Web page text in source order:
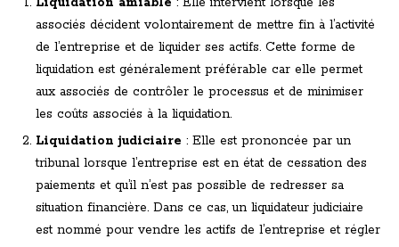
associés décident volontairement de mettre fin à l’activité
de l’entreprise et de liquider ses actifs. Cette forme de
liquidation est généralement préférable car elle permet
aux associés de contrôler le processus et de minimiser
les coûts associés à la liquidation.
Liquidation judiciaire : Elle est prononcée par un
tribunal lorsque l’entreprise est en état de cessation des
paiements et qu’il n’est pas possible de redresser sa
situation financière. Dans ce cas, un liquidateur judiciaire
est nommé pour vendre les actifs de l’entreprise et régler